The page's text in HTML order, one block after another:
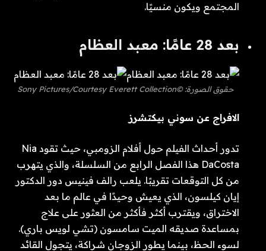
المجتمع ويكون منسيًا.
بعد 28 عامًا: معبد العظام
حقوق الصورة: ©Sony Pictures/Courtesy Everett Collection
الافراج عن سوني بيكتشرز
تدور أحداث الفيلم حول أفلام الزومبي، حيث تقود Nia
DaCosta هذا الفصل الرابع من السلسلة، والذي يتهرب
من كل التوقعات تقريبًا. يلعب رالف فينيس دور الدكتور
إيان كيلسون، الذي يعيش وحيدًا في عالم ما بعد
الاختراق، ويقترب أكثر فأكثر من العثور على علاج
بمساعدة صديقه الميت سامسون (تشي لويس باري).
لسوء الحظ، بينما يطور الزوجان شراكة، يتجول القائد